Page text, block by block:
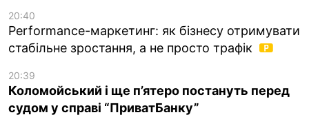
20:40
Performance-маркетинг: як бізнесу отримувати
стабільне зростання, а не просто трафік
20:39
Коломойський і ще п’ятеро постануть перед
судом у справі “ПриватБанку”